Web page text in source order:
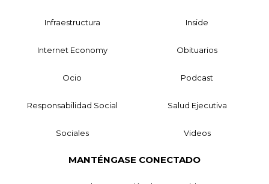
Infraestructura Inside
Internet Economy Obituarios
Ocio Podcast
Responsabilidad Social Salud Ejecutiva
Sociales Videos
MANTÉNGASE CONECTADO